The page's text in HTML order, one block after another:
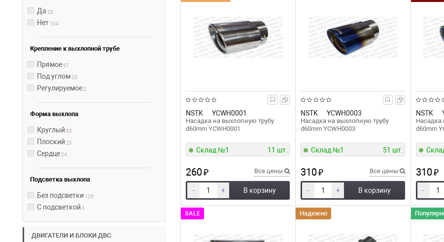
Да 28
Нет 104
Крепление к выхлопной трубе
Прямое97
Под углом33
Регулируемое2
Форма выхлопа
Круглый 83
Плоский 25
Сердце24
Подсветка выхлопа
Без подсветки 129
С подсветкой 3
ДВИГАТЕЛИ И БЛОКИ ДВС
NSTK YCWH0001
Насадка на выхлопную трубу
d60mm YCWH0001
Склад №1 11 шт.
260₽ Все цены
- + В корзину
NSTK YCWH0003
Насадка на выхлопную трубу
d60mm YCWH0003
Склад №1 51 шт.
310₽ Все цены
- + В корзину
NSTK
Насадка
d60mm
310₽
-
SALE Надежно